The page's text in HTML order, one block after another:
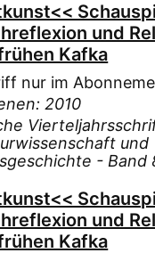
und
Kafka
nur im
2010
und
- Band
und
Kafka